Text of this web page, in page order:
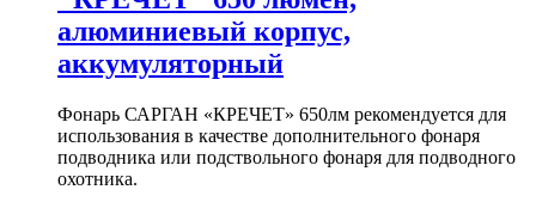
алюминиевый корпус,
аккумуляторный
Фонарь САРГАН «КРЕЧЕТ» 650лм рекомендуется для
использования в качестве дополнительного фонаря
подводника или подствольного фонаря для подводного
охотника.